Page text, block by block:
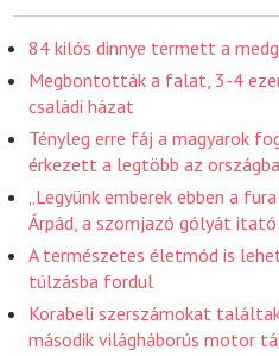
84 kilós dinnye termett a
Megbontották a falat, 3-4
családi házat
Tényleg erre fáj a magyarok
érkezett a legtöbb az
„Legyünk emberek ebben a
Árpád, a szomjazó gólyát
A természetes életmód is
túlzásba fordul
Korabeli szerszámokat
második világháborús motor